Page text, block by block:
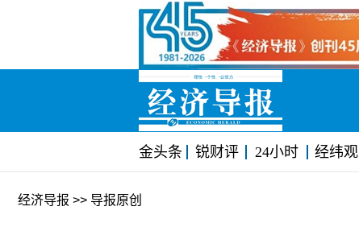
金头条 锐财评 24小时 经纬观
经济导报 >> 导报原创